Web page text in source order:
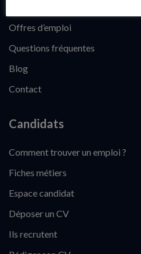
Offres d’emploi
Questions fréquentes
Blog
Contact
Candidats
Comment trouver un emploi ?
Fiches métiers
Espace candidat
Déposer un CV
Ils recrutent